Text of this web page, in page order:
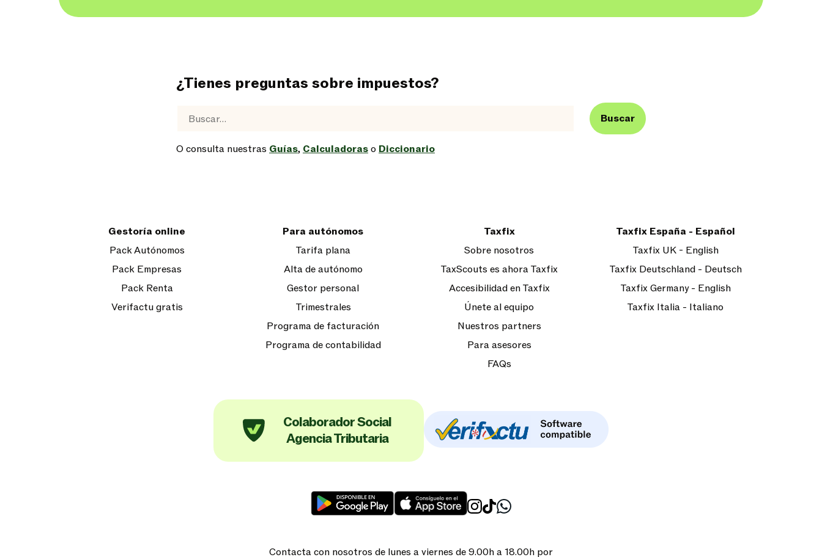
¿Tienes preguntas sobre impuestos?
Buscar
O consulta nuestras Guías, Calculadoraso Diccionario
Gestoría online
Pack Autónomos
Pack Empresas
Pack Renta
Verifactu gratis
Para autónomos
Tarifa plana
Alta de autónomo
Gestor personal
Trimestrales
Programa de facturación
Programa de contabilidad
Taxfix
Sobre nosotros
TaxScouts es ahora Taxfix
Accesibilidad en Taxfix
Únete al equipo
Nuestros partners
Para asesores
FAQs
Taxfix España - Español
Taxfix UK - English
Taxfix Deutschland - Deutsch
Taxfix Germany - English
Taxfix Italia - Italiano
Colaborador Social
Agencia Tributaria
Contacta con nosotros de lunes a viernes de 9.00h a 18.00h por